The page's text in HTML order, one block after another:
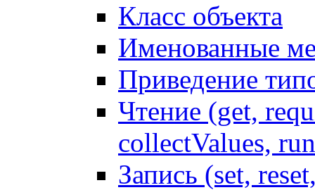
Класс объекта
Именованные
Приведение
Чтение (get,
collectValues,
Запись (set,